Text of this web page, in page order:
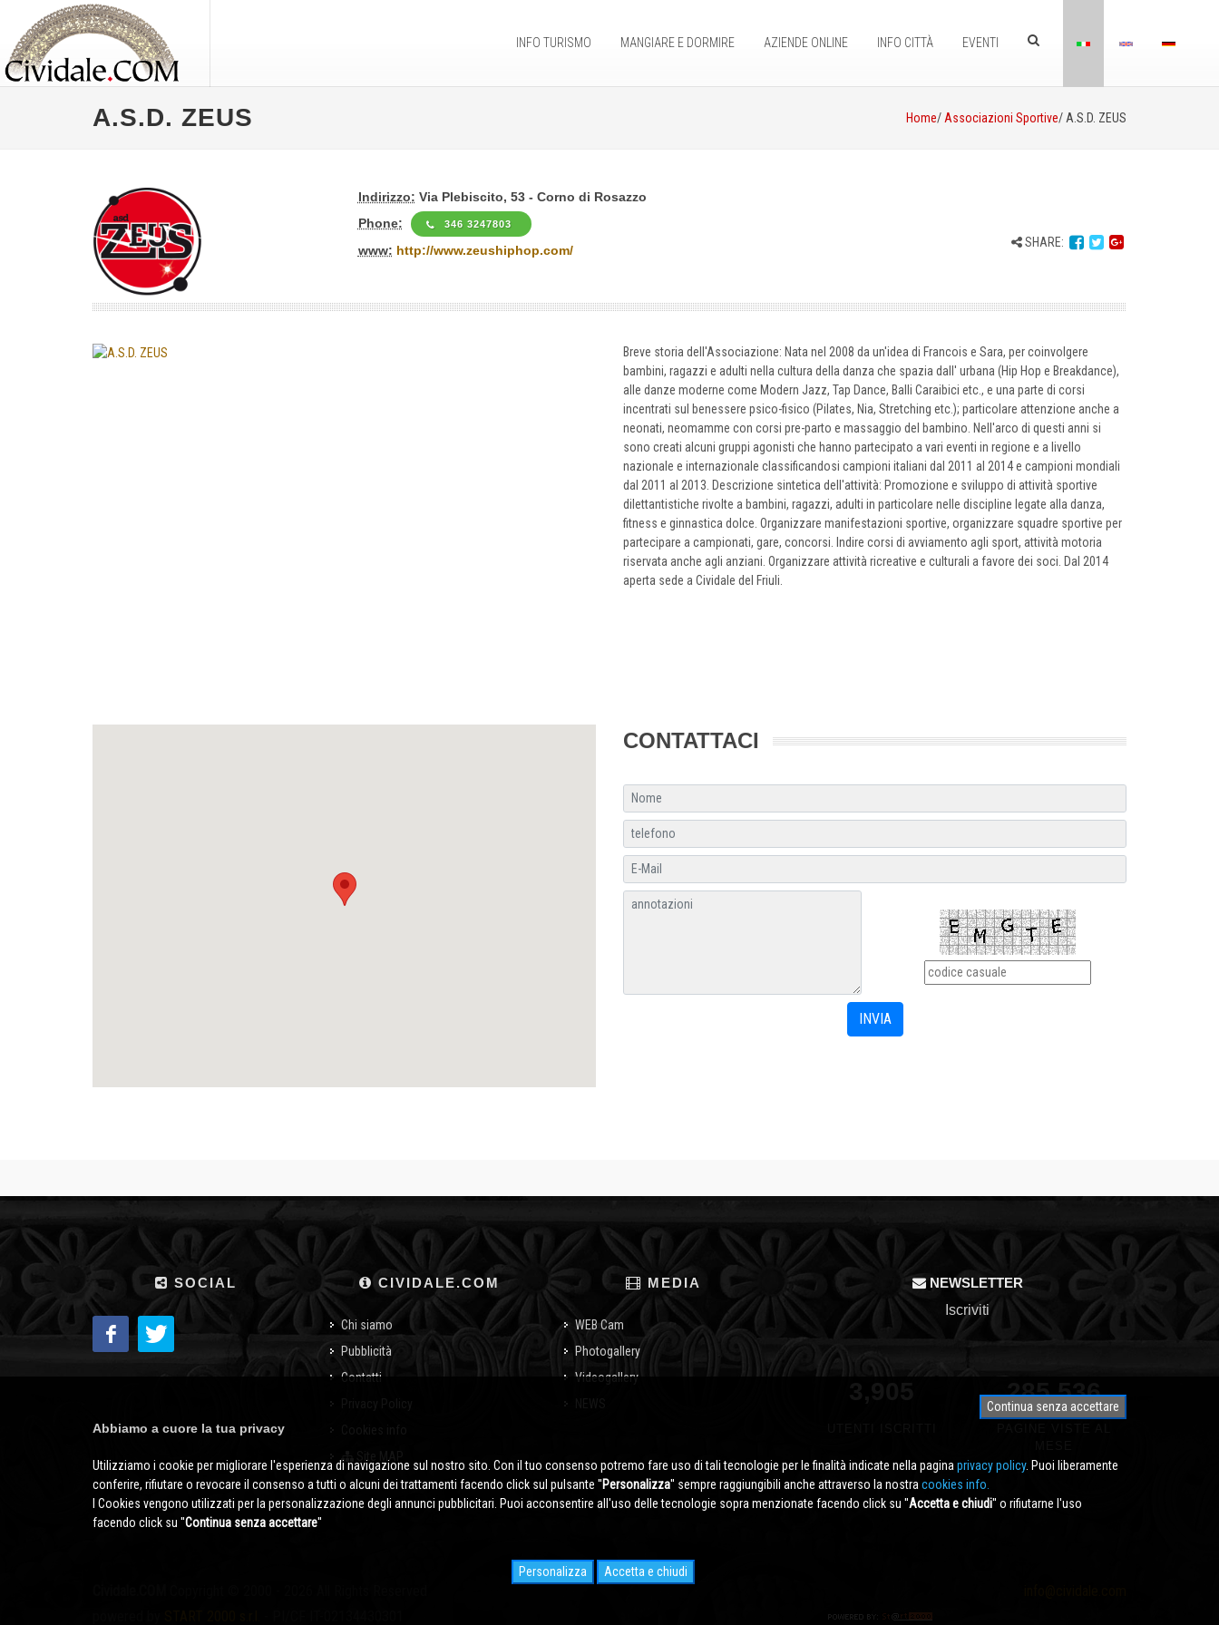
INFO TURISMO MANGIARE E DORMIRE AZIENDE ONLINE INFO CITTÀ EVENTI
A.S.D. ZEUS Home/ Associazioni Sportive/ A.S.D. ZEUS
Indirizzo: Via Plebiscito, 53 - Corno di Rosazzo
Phone:
346 3247803
www: http://www.zeushiphop.com/
SHARE:
Breve storia dell'Associazione: Nata nel 2008 da un'idea di Francois e Sara, per coinvolgere
bambini, ragazzi e adulti nella cultura della danza che spazia dall' urbana (Hip Hop e Breakdance),
alle danze moderne come Modern Jazz, Tap Dance, Balli Caraibici etc., e una parte di corsi
incentrati sul benessere psico-fisico (Pilates, Nia, Stretching etc.); particolare attenzione anche a
neonati, neomamme con corsi pre-parto e massaggio del bambino. Nell'arco di questi anni si
sono creati alcuni gruppi agonisti che hanno partecipato a vari eventi in regione e a livello
nazionale e internazionale classificandosi campioni italiani dal 2011 al 2014 e campioni mondiali
dal 2011 al 2013. Descrizione sintetica dell'attività: Promozione e sviluppo di attività sportive
dilettantistiche rivolte a bambini, ragazzi, adulti in particolare nelle discipline legate alla danza,
fitness e ginnastica dolce. Organizzare manifestazioni sportive, organizzare squadre sportive per
partecipare a campionati, gare, concorsi. Indire corsi di avviamento agli sport, attività motoria
riservata anche agli anziani. Organizzare attività ricreative e culturali a favore dei soci. Dal 2014
aperta sede a Cividale del Friuli.
CONTATTACI
SOCIAL CIVIDALE.COM
Chi siamo
Pubblicità
Contatti
MEDIA
WEB Cam
Photogallery
Videogallery
NEWSLETTER
Iscriviti
340,791
Continua senza accettare
Abbiamo a cuore la tua privacy
Utilizziamo i cookie per migliorare l'esperienza di navigazione sul nostro sito. Con il tuo consenso potremo fare uso di tali tecnologie per le finalità indicate nella pagina privacy policy. Puoi liberamente
conferire, rifiutare o revocare il consenso a tutti o alcuni dei trattamenti facendo click sul pulsante ''Personalizza'' sempre raggiungibili anche attraverso la nostra cookies info.
I Cookies vengono utilizzati per la personalizzazione degli annunci pubblicitari. Puoi acconsentire all'uso delle tecnologie sopra menzionate facendo click su ''Accetta e chiudi'' o rifiutarne l'uso
facendo click su ''Continua senza accettare''
Personalizza Accetta e chiudi